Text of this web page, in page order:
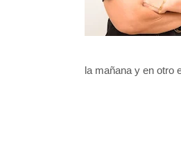
la mañana y en otro